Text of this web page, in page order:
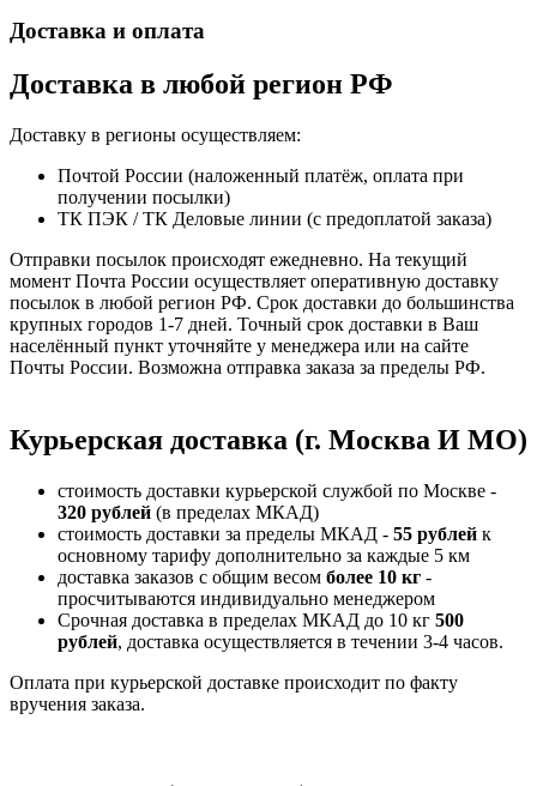
Доставка и оплата
Доставка в любой регион РФ
Доставку в регионы осуществляем:
Почтой России (наложенный платёж, оплата при
получении посылки)
ТК ПЭК / ТК Деловые линии (с предоплатой заказа)
Отправки посылок происходят ежедневно. На текущий
момент Почта России осуществляет оперативную доставку
посылок в любой регион РФ. Срок доставки до большинства
крупных городов 1-7 дней. Точный срок доставки в Ваш
населённый пункт уточняйте у менеджера или на сайте
Почты России. Возможна отправка заказа за пределы РФ.
Курьерская доставка (г. Москва И МО)
стоимость доставки курьерской службой по Москве -
320 рублей (в пределах МКАД)
стоимость доставки за пределы МКАД - 55 рублей к
основному тарифу дополнительно за каждые 5 км
доставка заказов с общим весом более 10 кг -
просчитываются индивидуально менеджером
Срочная доставка в пределах МКАД до 10 кг 500
рублей, доставка осуществляется в течении 3-4 часов.
Оплата при курьерской доставке происходит по факту
вручения заказа.